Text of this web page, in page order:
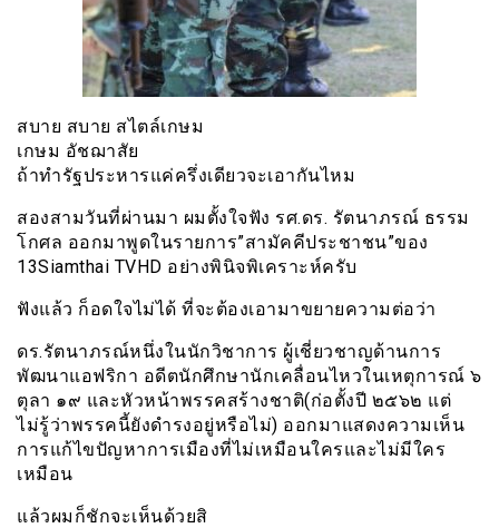
สบาย สบาย สไตล์เกษม
เกษม อัชฌาสัย
ถ้าทำรัฐประหารแค่ครึ่งเดียวจะเอากันไหม
สองสามวันที่ผ่านมา ผมตั้งใจฟัง รศ.ดร. รัตนาภรณ์ ธรรม
โกศล ออกมาพูดในรายการ”สามัคคีประชาชน”ของ
13Siamthai TVHD อย่างพินิจพิเคราะห์ครับ
ฟังแล้ว ก็อดใจไม่ได้ ที่จะต้องเอามาขยายความต่อว่า
ดร.รัตนาภรณ์หนึ่งในนักวิชาการ ผู้เชี่ยวชาญด้านการ
พัฒนาแอฟริกา อดีตนักศึกษานักเคลื่อนไหวในเหตุการณ์ ๖
ตุลา ๑๙ และหัวหน้าพรรคสร้างชาติ(ก่อตั้งปี ๒๕๖๒ แต่
ไม่รู้ว่าพรรคนี้ยังดำรงอยู่หรือไม่) ออกมาแสดงความเห็น
การแก้ไขปัญหาการเมืองที่ไม่เหมือนใครและไม่มีใคร
เหมือน
แล้วผมก็ชักจะเห็นด้วยสิ